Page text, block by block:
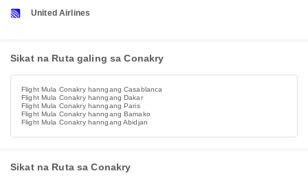
United Airlines
Sikat na Ruta galing sa Conakry
Flight Mula Conakry hanngang Casablanca
Flight Mula Conakry hanngang Dakar
Flight Mula Conakry hanngang Paris
Flight Mula Conakry hanngang Bamako
Flight Mula Conakry hanngang Abidjan
Sikat na Ruta sa Conakry